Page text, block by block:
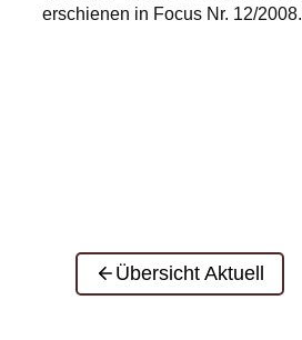
erschienen in Focus Nr. 12/2008.
Übersicht Aktuell